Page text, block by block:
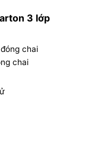
3 lớp
chai